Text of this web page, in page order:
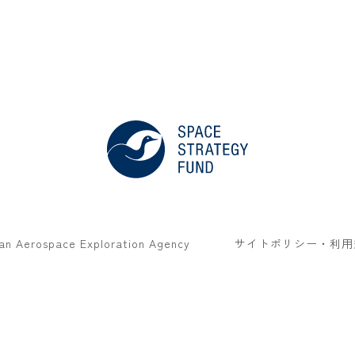
Aerospace Exploration Agency サイトポリシー・利